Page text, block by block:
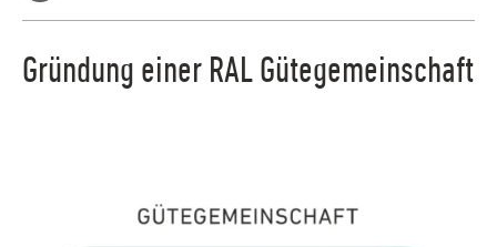
Gründung einer RAL Gütegemeinschaft